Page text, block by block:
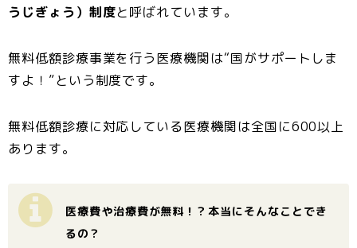
うじぎょう）制度と呼ばれています。
無料低額診療事業を行う医療機関は“国がサポートしま
すよ！”という制度です。
無料低額診療に対応している医療機関は全国に600以上
あります。
医療費や治療費が無料！？本当にそんなことでき
るの？